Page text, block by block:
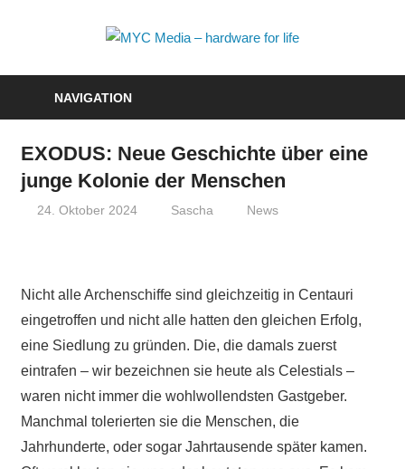
Media
–
NAVIGATION
EXODUS: Neue Geschichte über eine
junge Kolonie der Menschen
24. Oktober 2024 Sascha News
Nicht alle Archenschiffe sind gleichzeitig in Centauri
eingetroffen und nicht alle hatten den gleichen Erfolg,
eine Siedlung zu gründen. Die, die damals zuerst
eintrafen – wir bezeichnen sie heute als Celestials –
waren nicht immer die wohlwollendsten Gastgeber.
Manchmal tolerierten sie die Menschen, die
Jahrhunderte, oder sogar Jahrtausende später kamen.